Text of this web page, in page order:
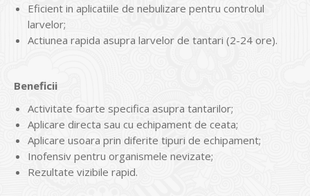
Eficient in aplicatiile de nebulizare pentru controlul
larvelor;
Actiunea rapida asupra larvelor de tantari (2-24 ore).
Beneficii
Activitate foarte specifica asupra tantarilor;
Aplicare directa sau cu echipament de ceata;
Aplicare usoara prin diferite tipuri de echipament;
Inofensiv pentru organismele nevizate;
Rezultate vizibile rapid.